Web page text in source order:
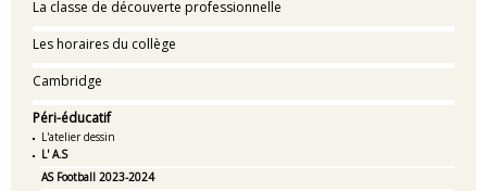
La classe de découverte professionnelle
Les horaires du collège
Cambridge
Péri-éducatif
L'atelier dessin
L' A.S
AS Football 2023-2024